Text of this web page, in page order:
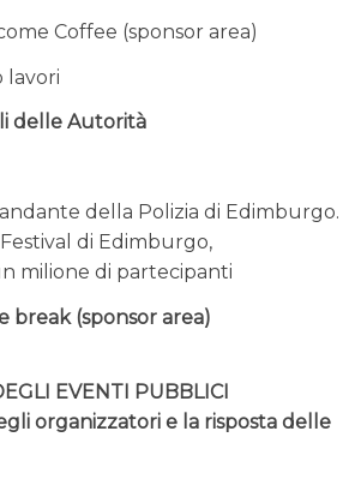
Coffee (sponsor area)
lavori
delle Autorità
della Polizia di Edimburgo.
di Edimburgo,
milione di partecipanti
break (sponsor area)
EVENTI PUBBLICI
organizzatori e la risposta delle